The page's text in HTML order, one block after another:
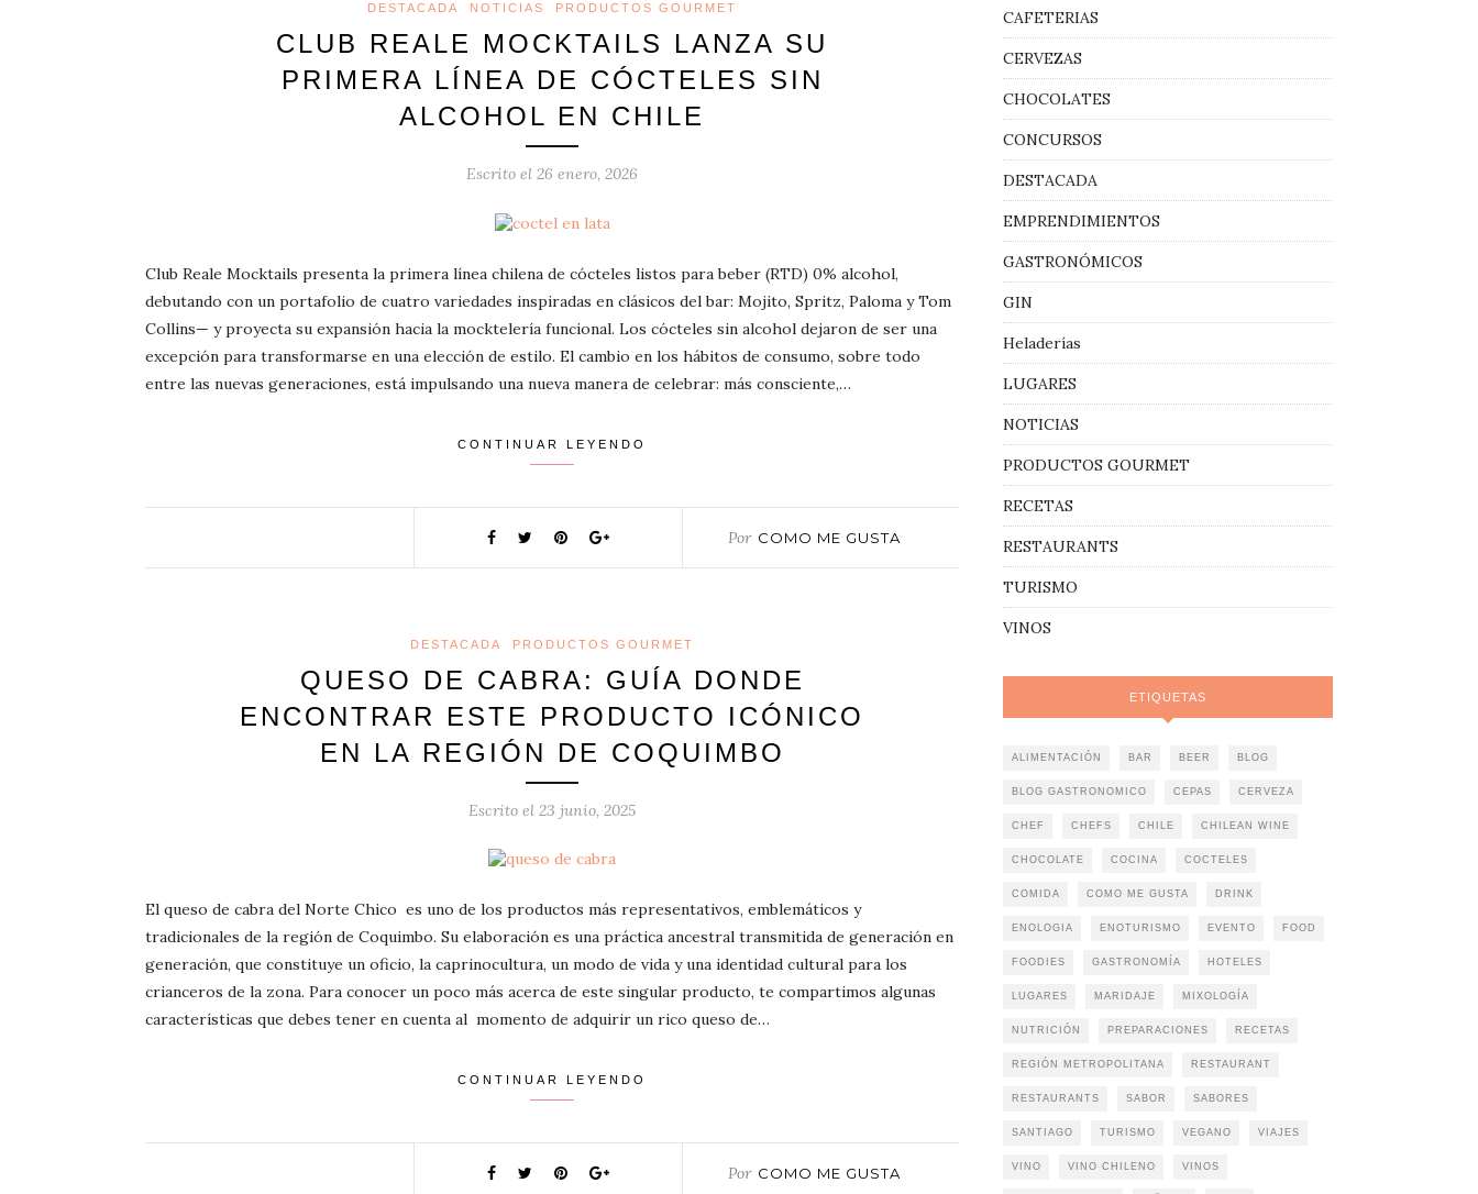
DESTACADA NOTICIAS PRODUCTOS GOURMET
CLUB REALE MOCKTAILS LANZA SU
PRIMERA LÍNEA DE CÓCTELES SIN
ALCOHOL EN CHILE
Escrito el 26 enero, 2026
Club Reale Mocktails presenta la primera línea chilena de cócteles listos para beber (RTD) 0% alcohol,
debutando con un portafolio de cuatro variedades inspiradas en clásicos del bar: Mojito, Spritz, Paloma y Tom
Collins— y proyecta su expansión hacia la mocktelería funcional. Los cócteles sin alcohol dejaron de ser una
excepción para transformarse en una elección de estilo. El cambio en los hábitos de consumo, sobre todo
entre las nuevas generaciones, está impulsando una nueva manera de celebrar: más consciente,…
CONTINUAR LEYENDO
Por COMO ME GUSTA
DESTACADA PRODUCTOS GOURMET
QUESO DE CABRA: GUÍA DONDE
ENCONTRAR ESTE PRODUCTO ICÓNICO
EN LA REGIÓN DE COQUIMBO
Escrito el 23 junio, 2025
El queso de cabra del Norte Chico es uno de los productos más representativos, emblemáticos y
tradicionales de la región de Coquimbo. Su elaboración es una práctica ancestral transmitida de generación en
generación, que constituye un oficio, la caprinocultura, un modo de vida y una identidad cultural para los
crianceros de la zona. Para conocer un poco más acerca de este singular producto, te compartimos algunas
características que debes tener en cuenta al momento de adquirir un rico queso de…
CONTINUAR LEYENDO
Por COMO ME GUSTA
CAFETERIAS
CERVEZAS
CHOCOLATES
CONCURSOS
DESTACADA
EMPRENDIMIENTOS
GASTRONÓMICOS
GIN
Heladerías
LUGARES
NOTICIAS
PRODUCTOS GOURMET
RECETAS
RESTAURANTS
TURISMO
VINOS
ETIQUETAS
ALIMENTACIÓN BAR BEER BLOG
BLOG GASTRONOMICO CEPAS CERVEZA
CHEF CHEFS CHILE CHILEAN WINE
CHOCOLATE COCINA COCTELES
COMIDA COMO ME GUSTA DRINK
ENOLOGIA ENOTURISMO EVENTO FOOD
FOODIES GASTRONOMÍA HOTELES
LUGARES MARIDAJE MIXOLOGÍA
NUTRICIÓN PREPARACIONES RECETAS
REGIÓN METROPOLITANA RESTAURANT
RESTAURANTS SABOR SABORES
SANTIAGO TURISMO VEGANO VIAJES
VINO VINO CHILENO VINOS